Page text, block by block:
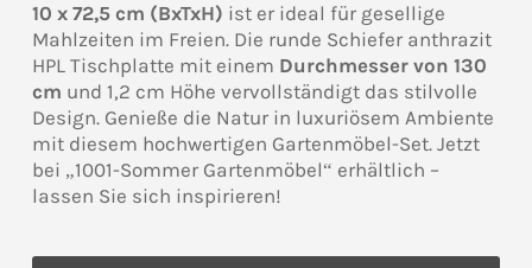
10 x 72,5 cm (BxTxH) ist er ideal für gesellige
Mahlzeiten im Freien. Die runde Schiefer anthrazit
HPL Tischplatte mit einem Durchmesser von 130
cm und 1,2 cm Höhe vervollständigt das stilvolle
Design. Genieße die Natur in luxuriösem Ambiente
mit diesem hochwertigen Gartenmöbel-Set. Jetzt
bei „1001-Sommer Gartenmöbel“ erhältlich –
lassen Sie sich inspirieren!